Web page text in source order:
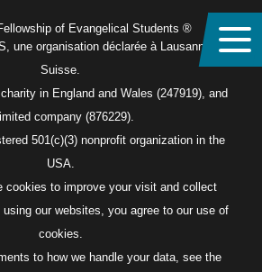
of Evangelical Students ®
une organisation déclarée à Lausanne,
Suisse.
in England and Wales (247919), and
company (876229).
501(c)(3) nonprofit organization in the
USA.
cookies to improve your visit and collect
our websites, you agree to our use of
cookies.
to how we handle your data, see the